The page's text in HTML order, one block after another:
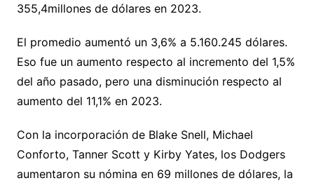
355,4millones de dólares en 2023.
El promedio aumentó un 3,6% a 5.160.245 dólares.
Eso fue un aumento respecto al incremento del 1,5%
del año pasado, pero una disminución respecto al
aumento del 11,1% en 2023.
Con la incorporación de Blake Snell, Michael
Conforto, Tanner Scott y Kirby Yates, los Dodgers
aumentaron su nómina en 69 millones de dólares, la